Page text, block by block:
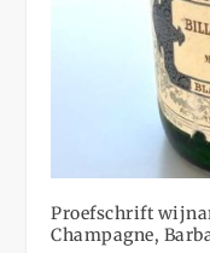
Proefschrift
Champagne,